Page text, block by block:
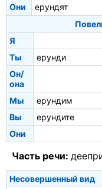
Они
ерундят
Я
Ты
ерунди
Он/
она
Мы
ерундим
Вы
ерундите
Они
Часть речи:
Несовершенный вид